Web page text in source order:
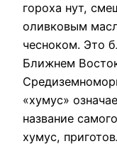
гороха нут,
оливковым
чесноком. Это
Ближнем
«хумус»
название
хумус,